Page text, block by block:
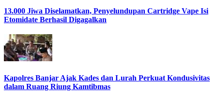
13.000 Jiwa Diselamatkan, Penyelundupan Cartridge Vape Isi
Etomidate Berhasil Digagalkan
Kapolres Banjar Ajak Kades dan Lurah Perkuat Kondusivitas
dalam Ruang Riung Kamtibmas